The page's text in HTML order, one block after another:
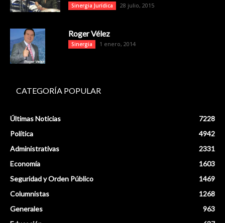
Sinergia Jurídica 28 julio, 2015
Roger Vélez
Sinergia 1 enero, 2014
CATEGORÍA POPULAR
Últimas Noticias
7228
Política
4942
Administrativas
2331
Economía
1603
Seguridad y Orden Público
1469
Columnistas
1268
Generales
963